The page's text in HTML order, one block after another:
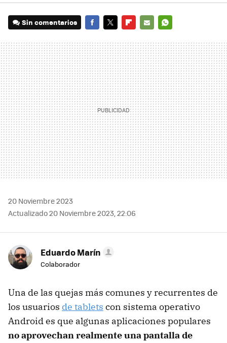
Sin comentarios
MAIL
20 Noviembre 2023
Actualizado 20 Noviembre 2023, 22:06
Eduardo Marín
Colaborador
Una de las quejas más comunes y recurrentes de
los usuarios de tablets con sistema operativo
Android es que algunas aplicaciones populares
no aprovechan realmente una pantalla de